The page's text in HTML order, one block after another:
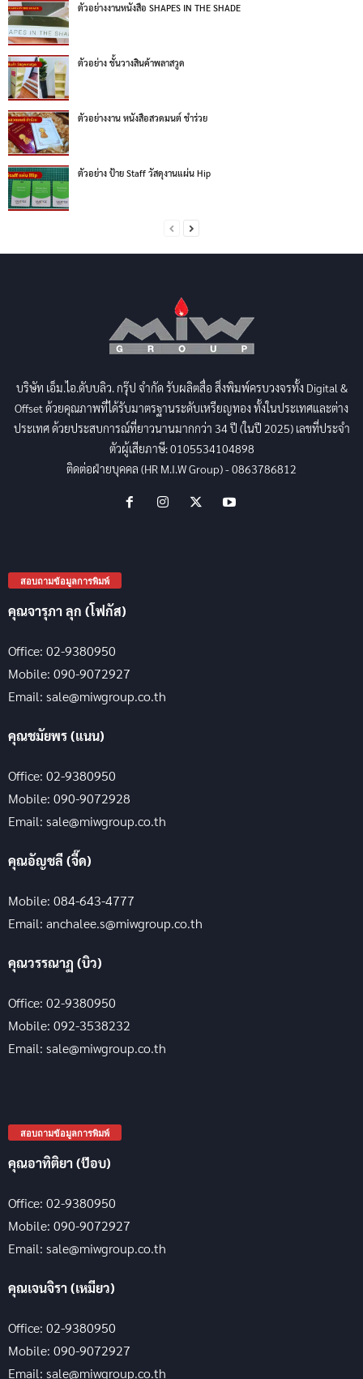
ตัวอย่างงานหนังสือ SHAPES IN THE SHADE
ตัวอย่าง ชั้นวางสินค้าพลาสวูด
ตัวอย่างงาน หนังสือสวดมนต์ ชำร่วย
ตัวอย่าง ป้าย Staff วัสดุงานแผ่น Hip
บริษัท เอ็ม.ไอ.ดับบลิว. กรุ๊ป จำกัด รับผลิตสื่อ สิ่งพิมพ์ครบวงจรทั้ง Digital &
Offset ด้วยคุณภาพที่ได้รับมาตรฐานระดับเหรียญทอง ทั้งในประเทศและต่าง
ประเทศ ด้วยประสบการณ์ที่ยาวนานมากกว่า 34 ปี (ในปี 2025) เลขที่ประจำ
ตัวผู้เสียภาษี: 0105534104898
ติดต่อฝ่ายบุคคล (HR M.I.W Group) - 0863786812
สอบถามข้อมูลการพิมพ์
คุณจารุภา ลุก (โฟกัส)
Office: 02-9380950
Mobile: 090-9072927
Email: sale@miwgroup.co.th
คุณชมัยพร (แนน)
Office: 02-9380950
Mobile: 090-9072928
Email: sale@miwgroup.co.th
คุณอัญชลี (จี๊ด)
Mobile: 084-643-4777
Email: anchalee.s@miwgroup.co.th
คุณวรรณาฏ (บิว)
Office: 02-9380950
Mobile: 092-3538232
Email: sale@miwgroup.co.th
สอบถามข้อมูลการพิมพ์
คุณอาทิติยา (ป๊อบ)
Office: 02-9380950
Mobile: 090-9072927
Email: sale@miwgroup.co.th
คุณเจนจิรา (เหมียว)
Office: 02-9380950
Mobile: 090-9072927
Email: sale@miwgroup.co.th